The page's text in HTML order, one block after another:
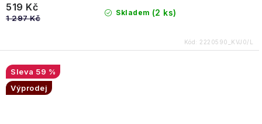
Skladem (2 ks)
519 Kč
1 297 Kč
Kód: 2220590_KVJ0/L
59 %
Výprodej